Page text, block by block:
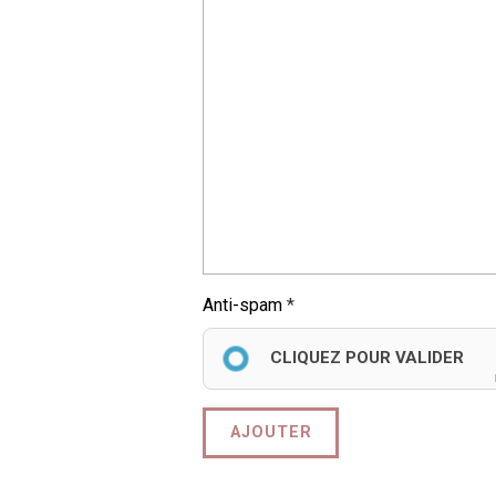
Anti-spam
CLIQUEZ POUR VALIDER
AJOUTER